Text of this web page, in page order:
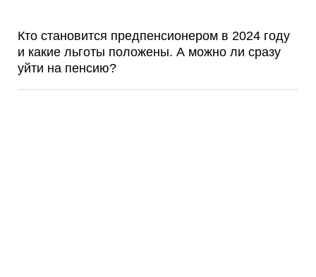
Кто становится предпенсионером в 2024 году
и какие льготы положены. А можно ли сразу
уйти на пенсию?